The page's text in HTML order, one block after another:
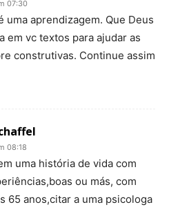
07:30
uma aprendizagem. Que Deus
em vc textos para ajudar as
construtivas. Continue assim
08:18
uma história de vida com
ou más, com
65 anos,citar a uma psicologa